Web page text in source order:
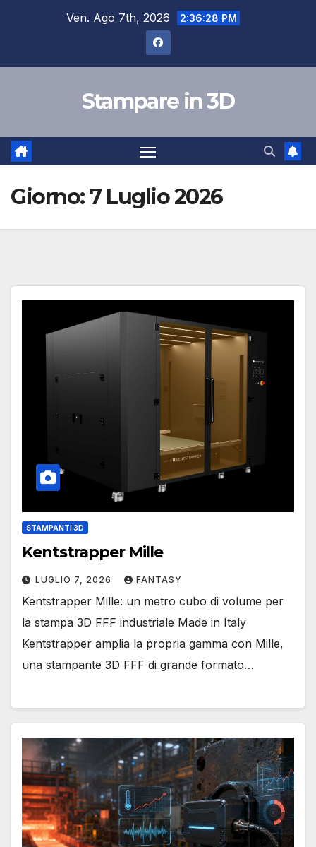
Ven. Ago 7th, 2026 2:36:29 PM
Stampare in 3D
Giorno:7 Luglio 2026
STAMPANTI 3D
Kentstrapper Mille
LUGLIO 7, 2026 FANTASY
Kentstrapper Mille: un metro cubo di volume per
la stampa 3D FFF industriale Made in Italy
Kentstrapper amplia la propria gamma con Mille,
una stampante 3D FFF di grande formato…